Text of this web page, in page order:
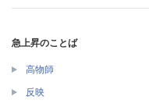
急上昇のことば
高物師
反映